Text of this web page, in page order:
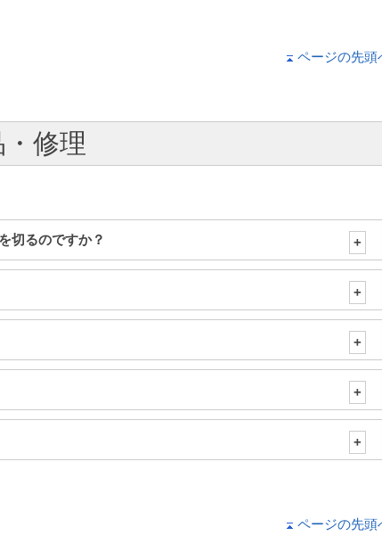
ページの先頭
修理
切るのですか？
ページの先頭